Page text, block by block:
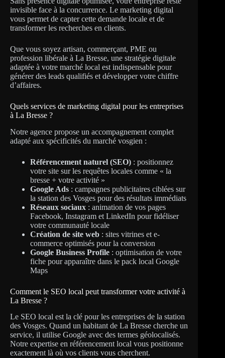
invisible face à la concurrence. Le marketing digital
vous permet de capter cette demande locale et de
transformer les recherches en clients.
Que vous soyez artisan, commerçant, PME ou
profession libérale à La Bresse, une stratégie digitale
adaptée à votre marché local est indispensable pour
générer des leads qualifiés et développer votre chiffre
d’affaires.
Quels services de marketing digital pour les entreprises
à La Bresse ?
Notre agence propose un accompagnement complet
adapté aux spécificités du marché vosgien :
Référencement naturel (SEO) : positionnez
votre site sur les requêtes locales comme « la
bresse + votre activité »
Google Ads : campagnes publicitaires ciblées sur
la station des Vosges pour des résultats immédiats
Réseaux sociaux : animation de vos pages
Facebook, Instagram et LinkedIn pour fidéliser
votre communauté locale
Création de site web : sites vitrines et e-
commerce optimisés pour la conversion
Google Business Profile : optimisation de votre
fiche pour apparaître dans le pack local Google
Maps
Comment le SEO local peut transformer votre activité à
La Bresse ?
Le SEO local est la clé pour les entreprises de la station
des Vosges. Quand un habitant de La Bresse cherche un
service, il utilise Google avec des termes géolocalisés.
Notre expertise en référencement local vous positionne
exactement là où vos clients vous cherchent.